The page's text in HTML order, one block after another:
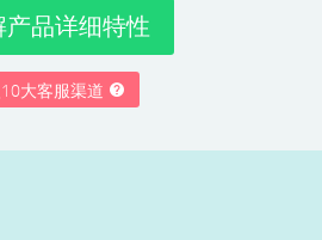
大客服渠道
产品详细特性